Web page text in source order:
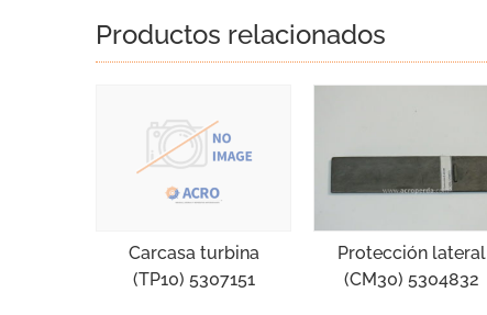
Productos relacionados
Carcasa turbina
(TP10) 5307151
Protección lateral
(CM30) 5304832